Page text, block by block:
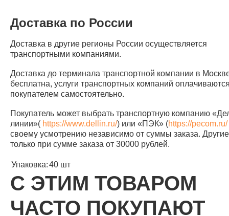
Доставка по России
Доставка в другие регионы России осуществляется
транспортными компаниями.
Доставка до терминала транспортной компании в
бесплатна, услуги транспортных компаний
покупателем самостоятельно.
Покупатель может выбрать транспортную компанию
линии»( https://www.dellin.ru/) или «ПЭК» (https://pecom.ru/
своему усмотрению независимо от суммы заказа.
только при сумме заказа от 30000 рублей.
Упаковка:40 шт
С ЭТИМ ТОВАРОМ
ЧАСТО ПОКУПАЮТ